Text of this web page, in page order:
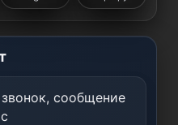
сообщение